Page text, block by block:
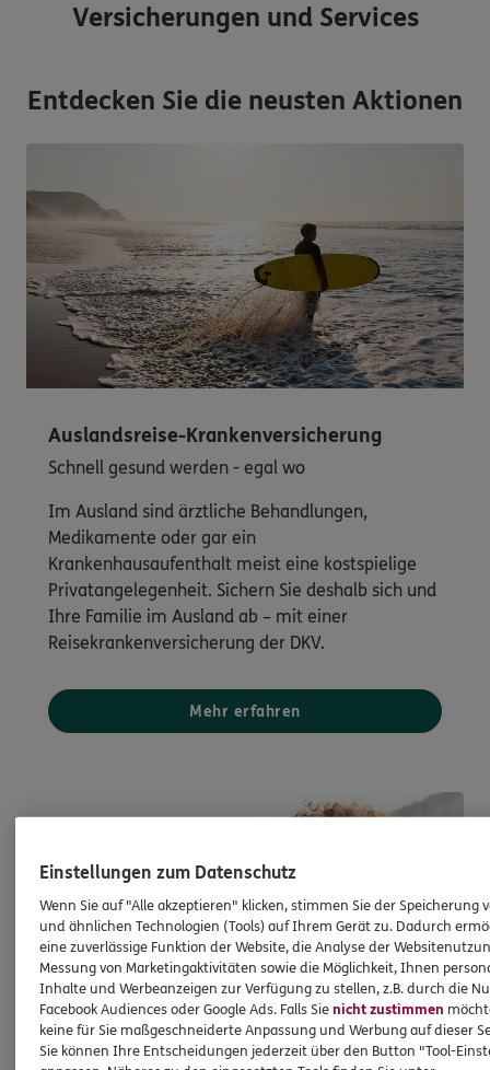
Versicherungen und Services
Entdecken Sie die neusten Aktionen
Auslandsreise-Krankenversicherung
Schnell gesund werden - egal wo
Im Ausland sind ärztliche Behandlungen,
Medikamente oder gar ein
Krankenhausaufenthalt meist eine kostspielige
Privatangelegenheit. Sichern Sie deshalb sich und
Ihre Familie im Ausland ab – mit einer
Reisekrankenversicherung der DKV.
Mehr erfahren
Einstellungen zum Datenschutz
Wenn Sie auf "Alle akzeptieren" klicken, stimmen Sie der Speicherung
und ähnlichen Technologien (Tools) auf Ihrem Gerät zu. Dadurch
eine zuverlässige Funktion der Website, die Analyse der
Messung von Marketingaktivitäten sowie die Möglichkeit, Ihnen
Inhalte und Werbeanzeigen zur Verfügung zu stellen, z.B. durch die
Facebook Audiences oder Google Ads. Falls Sienicht zustimmen
keine für Sie maßgeschneiderte Anpassung und Werbung auf dieser
Sie können Ihre Entscheidungen jederzeit über den Button "Tool-